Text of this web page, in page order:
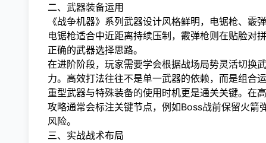
二、武器装备运用
《战争机器》系列武器设计风格鲜明，电锯枪、
电锯枪适合中近距离持续压制，霰弹枪则在贴脸对
正确的武器选择思路。
在进阶阶段，玩家需要学会根据战场局势灵活切换
力。高效打法往往不是单一武器的依赖，而是组合
重型武器与特殊装备的使用时机更是通关关键。在
攻略通常会标注关键节点，例如Boss战前保留火
风险。
三、实战战术布局